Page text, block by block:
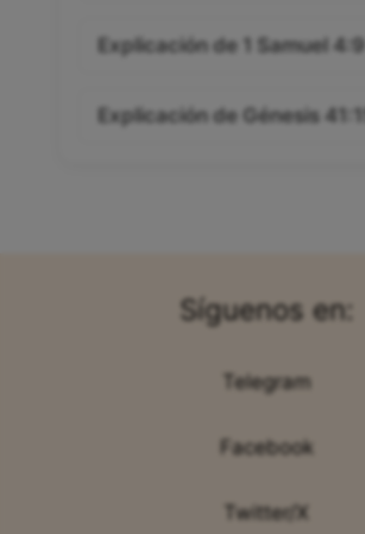
Explicación de 1 Samuel 4:9
Explicación de Génesis 41:15
Síguenos en:
Telegram
Facebook
Twitter/X